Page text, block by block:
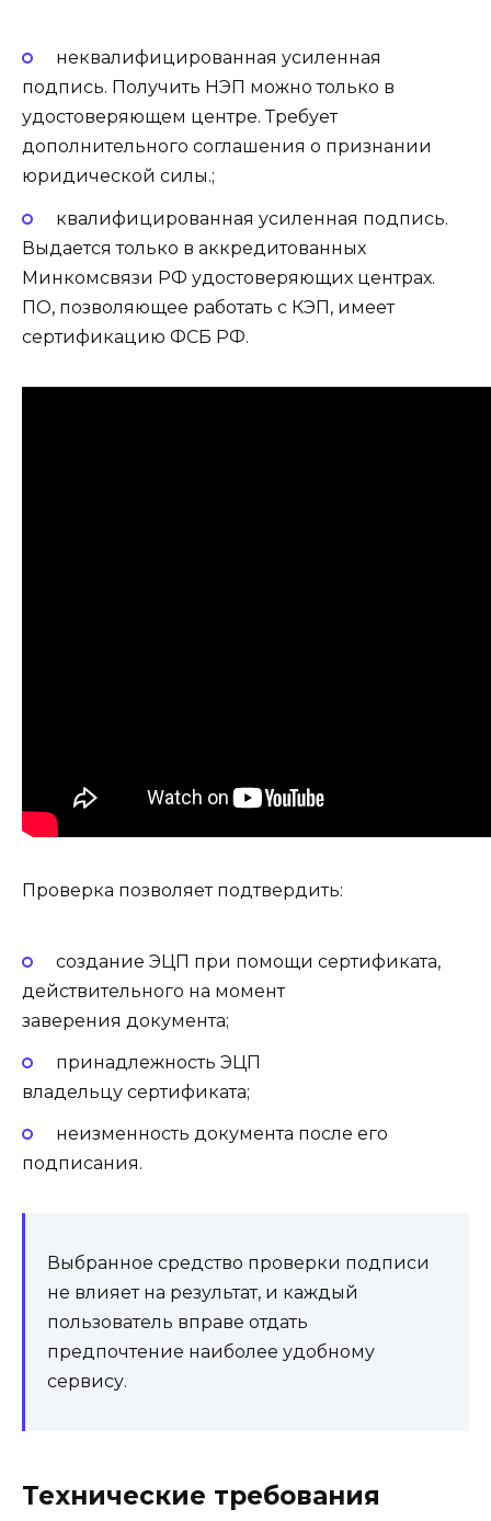
неквалифицированная усиленная
подпись. Получить НЭП можно только в
удостоверяющем центре. Требует
дополнительного соглашения о признании
юридической силы.;
квалифицированная усиленная подпись.
Выдается только в аккредитованных
Минкомсвязи РФ удостоверяющих центрах.
ПО, позволяющее работать с КЭП, имеет
сертификацию ФСБ РФ.
Проверка позволяет подтвердить:
создание ЭЦП при помощи сертификата,
действительного на момент
заверения документа;
принадлежность ЭЦП
владельцу сертификата;
неизменность документа после его
подписания.
Выбранное средство проверки подписи
не влияет на результат, и каждый
пользователь вправе отдать
предпочтение наиболее удобному
сервису.
Технические требования